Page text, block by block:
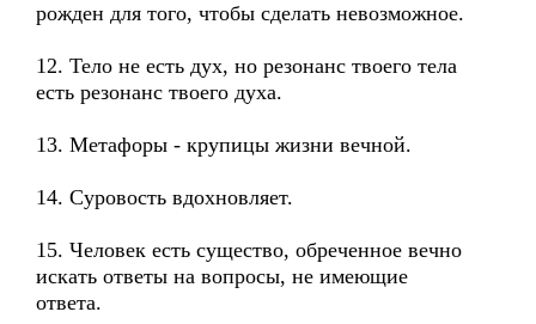
рожден для того, чтобы сделать невозможное.
12. Тело не есть дух, но резонанс твоего тела
есть резонанс твоего духа.
13. Метафоры - крупицы жизни вечной.
14. Суровость вдохновляет.
15. Человек есть существо, обреченное вечно
искать ответы на вопросы, не имеющие
ответа.